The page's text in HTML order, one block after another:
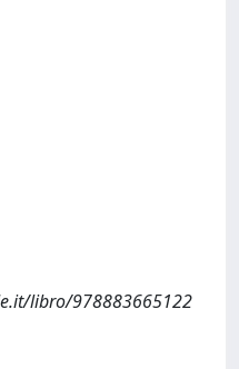
libro/978883665122